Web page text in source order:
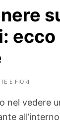
ecco
E FIORI
nel